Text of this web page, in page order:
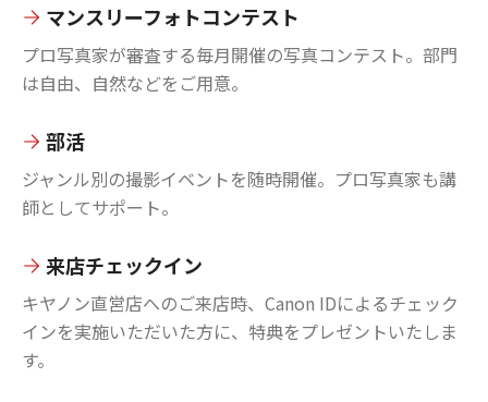
マンスリーフォトコンテスト
プロ写真家が審査する毎月開催の写真コンテスト。部門
は自由、自然などをご用意。
部活
ジャンル別の撮影イベントを随時開催。プロ写真家も講
師としてサポート。
来店チェックイン
キヤノン直営店へのご来店時、Canon IDによるチェック
インを実施いただいた方に、特典をプレゼントいたしま
す。